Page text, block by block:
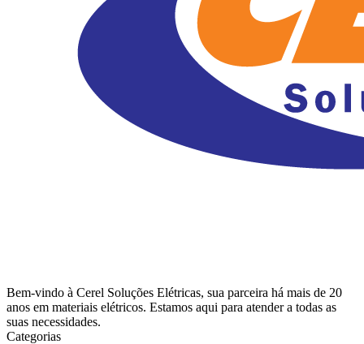
Bem-vindo à Cerel Soluções Elétricas, sua parceira há mais de 20
anos em materiais elétricos. Estamos aqui para atender a todas as
suas necessidades.
Categorias